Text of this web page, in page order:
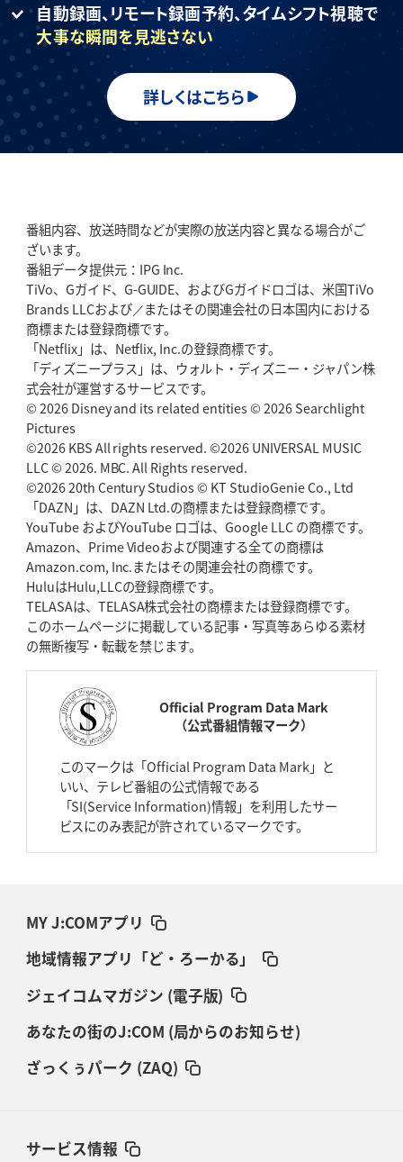
自動録画、リモート録画予約、タイムシフト視聴で
大事な瞬間を見逃さない
詳しくはこちら
番組内容、放送時間などが実際の放送内容と異なる場合がご
ざいます。
番組データ提供元：IPG Inc.
TiVo、Gガイド、G-GUIDE、およびGガイドロゴは、米国TiVo
Brands LLCおよび／またはその関連会社の日本国内における
商標または登録商標です。
「Netflix」は、Netflix, Inc.の登録商標です。
「ディズニープラス」は、ウォルト・ディズニー・ジャパン株
式会社が運営するサービスです。
© 2026 Disney and its related entities © 2026 Searchlight
Pictures
©2026 KBS All rights reserved. ©2026 UNIVERSAL MUSIC
LLC © 2026. MBC. All Rights reserved.
©2026 20th Century Studios © KT StudioGenie Co., Ltd
「DAZN」は、DAZN Ltd.の商標または登録商標です。
YouTube およびYouTube ロゴは、Google LLC の商標です。
Amazon、Prime Videoおよび関連する全ての商標は
Amazon.com, Inc.またはその関連会社の商標です。
HuluはHulu,LLCの登録商標です。
TELASAは、TELASA株式会社の商標または登録商標です。
このホームページに掲載している記事・写真等あらゆる素材
の無断複写・転載を禁じます。
Official Program Data Mark
（公式番組情報マーク）
このマークは「Official Program Data Mark」と
いい、テレビ番組の公式情報である
「SI(Service Information)情報」を利用したサー
ビスにのみ表記が許されているマークです。
MY J:COMアプリ
地域情報アプリ「ど・ろーかる」
ジェイコムマガジン (電子版)
あなたの街のJ:COM (局からのお知らせ)
ざっくぅパーク (ZAQ)
サービス情報